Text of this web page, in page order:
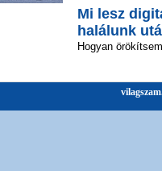
Mi lesz
halálunk
Hogyan